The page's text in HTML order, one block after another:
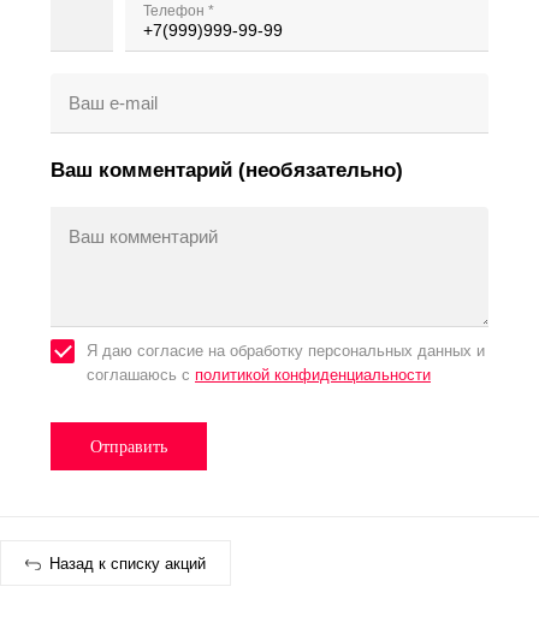
Телефон *
Ваш e-mail
Ваш комментарий (необязательно)
Ваш комментарий
Я даю согласие на обработку персональных данных и
соглашаюсь с политикой конфиденциальности
Назад к списку акций